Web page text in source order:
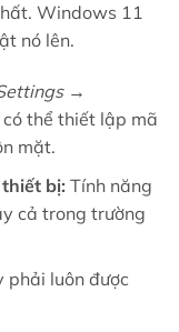
Windows 11
nó lên.
→
có thể thiết lập mã
mặt.
bị: Tính năng
cả trong trường
phải luôn được